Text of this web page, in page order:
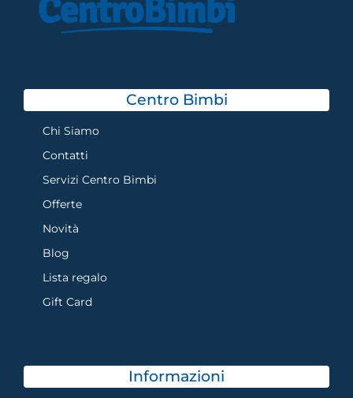
Centro Bimbi
Chi Siamo
Contatti
Servizi Centro Bimbi
Offerte
Novità
Blog
Lista regalo
Gift Card
Informazioni